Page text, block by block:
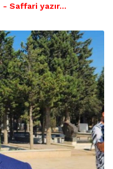
- Saffari yazır…